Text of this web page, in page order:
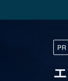
PR